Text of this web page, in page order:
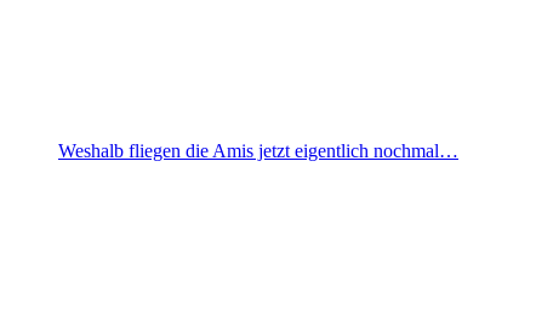
Weshalb fliegen die Amis jetzt eigentlich nochmal…